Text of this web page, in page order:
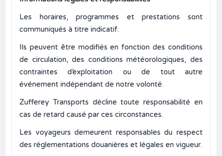
Les horaires, programmes et prestations sont
communiqués à titre indicatif.
Ils peuvent être modifiés en fonction des conditions
de circulation, des conditions météorologiques, des
contraintes d’exploitation ou de tout autre
événement indépendant de notre volonté.
Zufferey Transports décline toute responsabilité en
cas de retard causé par ces circonstances.
Les voyageurs demeurent responsables du respect
des réglementations douanières et légales en vigueur.